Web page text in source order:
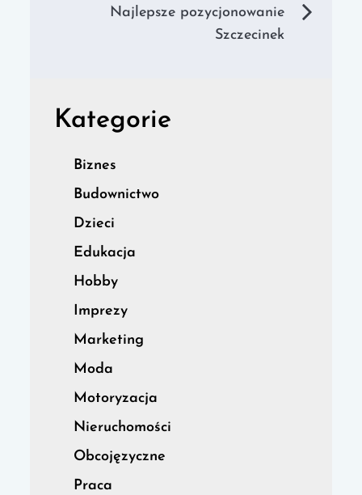
Najlepsze pozycjonowanie
Szczecinek
Kategorie
Biznes
Budownictwo
Dzieci
Edukacja
Hobby
Imprezy
Marketing
Moda
Motoryzacja
Nieruchomości
Obcojęzyczne
Praca